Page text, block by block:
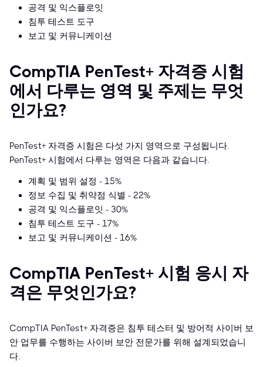
공격 및 익스플로잇
침투 테스트 도구
보고 및 커뮤니케이션
CompTIA PenTest+ 자격증 시험
에서 다루는 영역 및 주제는 무엇
인가요?
PenTest+ 자격증 시험은 다섯 가지 영역으로 구성됩니다.
PenTest+ 시험에서 다루는 영역은 다음과 같습니다.
계획 및 범위 설정 - 15%
정보 수집 및 취약점 식별 - 22%
공격 및 익스플로잇 - 30%
침투 테스트 도구 - 17%
보고 및 커뮤니케이션 - 16%
CompTIA PenTest+ 시험 응시 자
격은 무엇인가요?
CompTIA PenTest+ 자격증은 침투 테스터 및 방어적 사이버 보
안 업무를 수행하는 사이버 보안 전문가를 위해 설계되었습니
다.